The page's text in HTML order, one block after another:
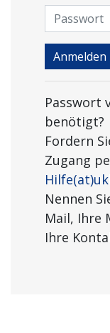
Anmelden
Passwort
benötigt?
Fordern
Zugang
Nennen
Mail, Ihre
Ihre